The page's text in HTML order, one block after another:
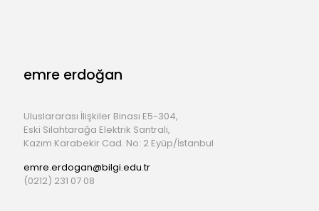
emre erdoğan
Uluslararası İlişkiler Binası E5-304,
Eski Silahtarağa Elektrik Santrali,
Kazım Karabekir Cad. No: 2 Eyüp/İstanbul
emre.erdogan@bilgi.edu.tr
(0212) 231 07 08